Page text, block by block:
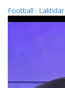
Football :